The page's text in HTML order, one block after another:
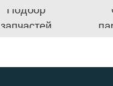
Стать
партнером